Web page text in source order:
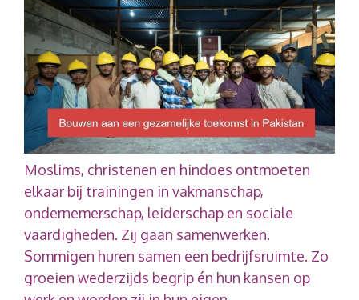
Moslims, christenen en hindoes ontmoeten
elkaar bij trainingen in vakmanschap,
ondernemerschap, leiderschap en sociale
vaardigheden. Zij gaan samenwerken.
Sommigen huren samen een bedrijfsruimte. Zo
groeien wederzijds begrip én hun kansen op